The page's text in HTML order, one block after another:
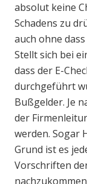
absolut keine
Schadens zu
auch ohne
Stellt sich bei
dass der E-
durchgeführt
Bußgelder. Je
der
werden. Sogar
Grund ist es
Vorschriften